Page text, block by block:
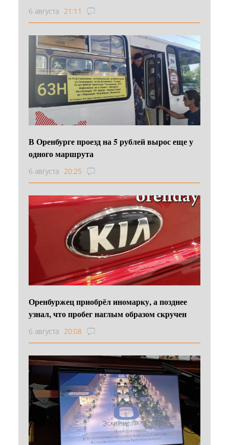
6 августа 21:11
В Оренбурге проезд на 5 рублей вырос еще у
одного маршрута
6 августа 20:25
Оренбуржец приобрёл иномарку, а позднее
узнал, что пробег наглым образом скручен
6 августа 20:08